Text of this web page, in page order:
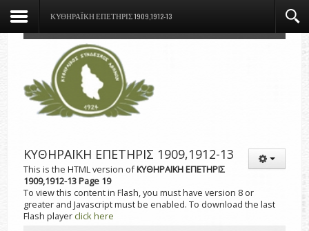
ΚΥΘΗΡΑΪΚΗ ΕΠΕΤΗΡΙΣ 1909,1912-13
ΚΥΘΗΡΑΪΚΗ ΕΠΕΤΗΡΙΣ 1909,1912-13
This is the HTML version ofΚΥΘΗΡΑΪΚΗ ΕΠΕΤΗΡΙΣ
1909,1912-13 Page 19
To view this content in Flash, you must have version 8 or
greater and Javascript must be enabled. To download the last
Flash player click here